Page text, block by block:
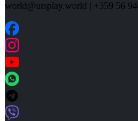
world@utsplay.world | +359 56